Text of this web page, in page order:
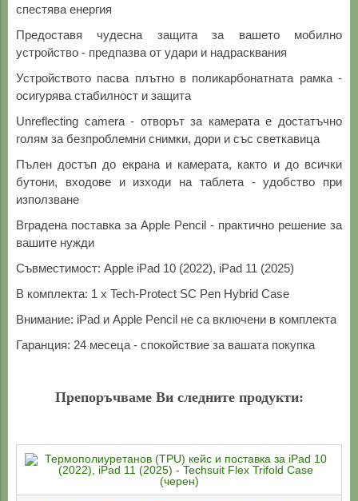
спестява енергия
Предоставя чудесна защита за вашето мобилно
устройство - предпазва от удари и надрасквания
Устройството пасва плътно в поликарбонатната рамка -
осигурява стабилност и защита
Unreflecting camera - отворът за камерата е достатъчно
голям за безпроблемни снимки, дори и със светкавица
Пълен достъп до екрана и камерата, както и до всички
бутони, входове и изходи на таблета - удобство при
използване
Вградена поставка за Apple Pencil - практично решение за
вашите нужди
Съвместимост: Apple iPad 10 (2022), iPad 11 (2025)
В комплекта: 1 x Tech-Protect SC Pen Hybrid Case
Внимание: iPad и Apple Pencil не са включени в комплекта
Гаранция: 24 месеца - спокойствие за вашата покупка
Препоръчваме Ви следните продукти: